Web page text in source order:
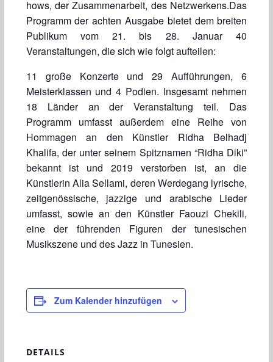
hows, der Zusammenarbeit, des Netzwerkens.Das
Programm der achten Ausgabe bietet dem breiten
Publikum vom 21. bis 28. Januar 40
Veranstaltungen, die sich wie folgt aufteilen:
11 große Konzerte und 29 Aufführungen, 6
Meisterklassen und 4 Podien. Insgesamt nehmen
18 Länder an der Veranstaltung teil. Das
Programm umfasst außerdem eine Reihe von
Hommagen an den Künstler Ridha Belhadj
Khalifa, der unter seinem Spitznamen “Ridha Diki”
bekannt ist und 2019 verstorben ist, an die
Künstlerin Alia Sellami, deren Werdegang lyrische,
zeitgenössische, jazzige und arabische Lieder
umfasst, sowie an den Künstler Faouzi Chekili,
eine der führenden Figuren der tunesischen
Musikszene und des Jazz in Tunesien.
Zum Kalender hinzufügen
DETAILS